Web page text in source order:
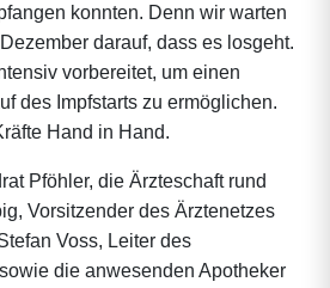
konnten. Denn wir warten
darauf, dass es losgeht.
vorbereitet, um einen
des Impfstarts zu ermöglichen.
Hand in Hand.
Pföhler, die Ärzteschaft rund
Vorsitzender des Ärztenetzes
Voss, Leiter des
die anwesenden Apotheker